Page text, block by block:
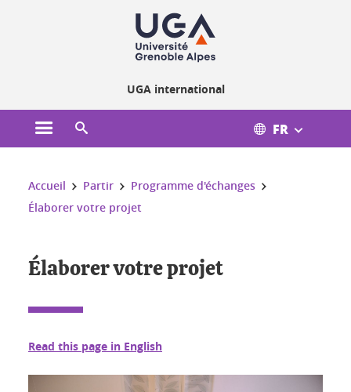
UGA international
Ouvrir le menu principal FR
Vous êtes ici :
Accueil Partir
Programme d'échanges
Élaborer votre projet
Élaborer votre projet
Read this page in English